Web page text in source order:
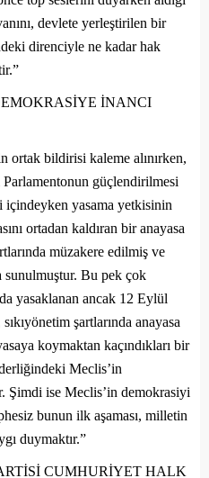
devlete yerleştirilen bir
direnciyle ne kadar hak
İNANCI
ortak bildirisi kaleme alınırken,
güçlendirilmesi
yasama yetkisinin
ortadan kaldıran bir anayasa
müzakere edilmiş ve
sunulmuştur. Bu pek çok
yasaklanan ancak 12 Eylül
şartlarında anayasa
koymaktan kaçındıkları bir
Meclis’in
Şimdi ise Meclis’in demokrasiyi
bunun ilk aşaması, milletin
duymaktır.”
CUMHURİYET HALK